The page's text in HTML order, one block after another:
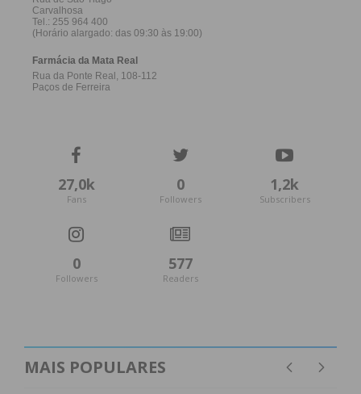
27,0k
Fans
0
Followers
1,2k
Subscribers
0
Followers
577
Readers
MAIS POPULARES